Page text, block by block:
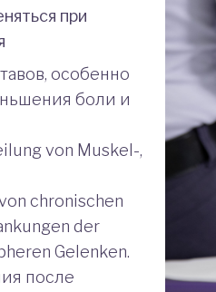
при
особенно
боли и
von Muskel-,
chronischen
der
Gelenken.
после